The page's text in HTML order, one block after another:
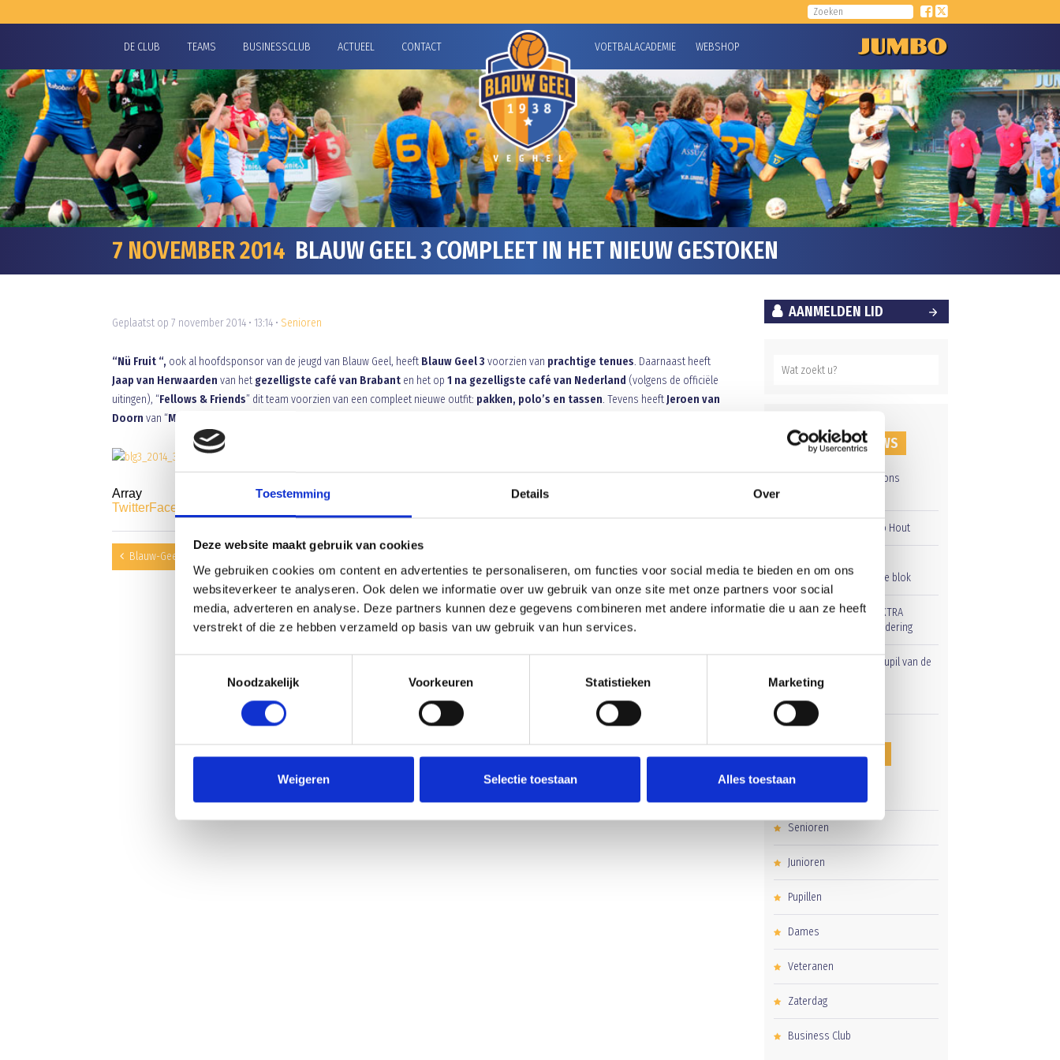
Toestemming Details Over
Deze website maakt gebruik van cookies
We gebruiken cookies om content en advertenties te personaliseren, om functies voor social media te bieden en om ons
websiteverkeer te analyseren. Ook delen we informatie over uw gebruik van onze site met onze partners voor social
media, adverteren en analyse. Deze partners kunnen deze gegevens combineren met andere informatie die u aan ze heeft
verstrekt of die ze hebben verzameld op basis van uw gebruik van hun services.
Noodzakelijk
Voorkeuren Statistieken Marketing
Weigeren Selectie toestaan Alles toestaan
DE CLUB TEAMS BUSINESSCLUB ACTUEEL CONTACT VOETBALACADEMIE WEBSHOP
7 NOVEMBER 2014 BLAUW GEEL 3 COMPLEET IN HET NIEUW GESTOKEN
Geplaatst op 7 november 2014 • 13:14 • Senioren
“Nü Fruit “, ook al hoofdsponsor van de jeugd van Blauw Geel, heeft Blauw Geel 3 voorzien van prachtige tenues. Daarnaast heeft
Jaap van Herwaarden van het gezelligste café van Brabant en het op 1 na gezelligste café van Nederland (volgens de officiële
uitingen), “Fellows & Friends” dit team voorzien van een compleet nieuwe outfit: pakken, polo’s en tassen. Tevens heeft Jeroen van
Doorn van “Metal Jacket.nl
Array
TwitterFacebook
Blauw-Geel’38/Jumbo bevordert respect en spelregelkennis
AANMELDEN LID
RECENT NIEUWS
Groot onderhoud op ons
Overwinning op Mierlo Hout
oefenwedstrijd tweede blok
Uitnodiging voor de EXTRA
Algemene Ledenvergadering
Word jij de volgende Pupil van de
Week bij BlauwGeel?
CATEGORIEËN
Senioren
Junioren
Pupillen
Dames
Veteranen
Zaterdag
Business Club